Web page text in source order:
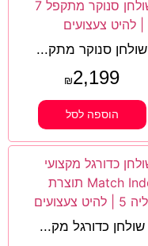
שולחן סנוקר מתק...
₪2,199
הוספה לסל
שולחן כדורגל מק...